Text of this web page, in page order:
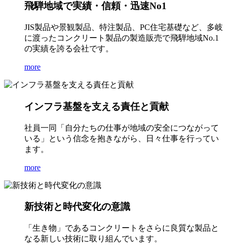
飛騨地域で実績・信頼・迅速No1
JIS製品や景観製品、特注製品、PC住宅基礎など、多岐
に渡ったコンクリート製品の製造販売で飛騨地域No.1
の実績を誇る会社です。
more
インフラ基盤を支える責任と貢献
社員一同「自分たちの仕事が地域の安全につながって
いる」という信念を抱きながら、日々仕事を行ってい
ます。
more
新技術と時代変化の意識
「生き物」であるコンクリートをさらに良質な製品と
なる新しい技術に取り組んでいます。